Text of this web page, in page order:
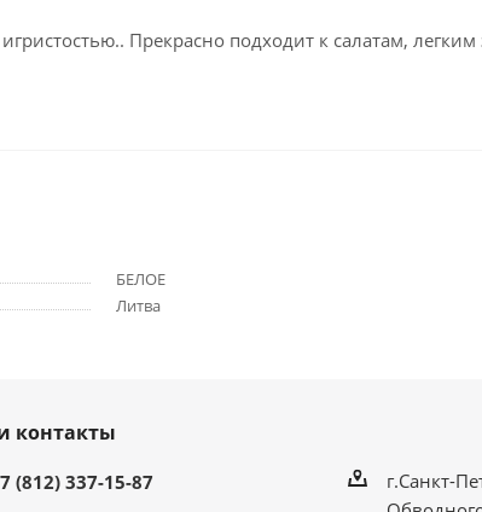
Прекрасно подходит к салатам, легким
БЕЛОЕ
Литва
контакты
(812) 337-15-87
г.Санкт-